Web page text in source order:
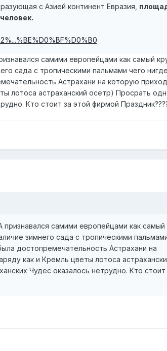
с Азией континент Евразия,
самими европейцами как самый
сада с тропическими пальмами чего
Астрахани на которую
лотоса астраханский осетр) Просрать
Кто стоит за этой фирмой
самими европейцами как самый
зимнего сада с тропическими
достопремечательность Астрахани на
как и Кремль цветы лотоса
Чудес оказалось нетрудно. Кто стоит